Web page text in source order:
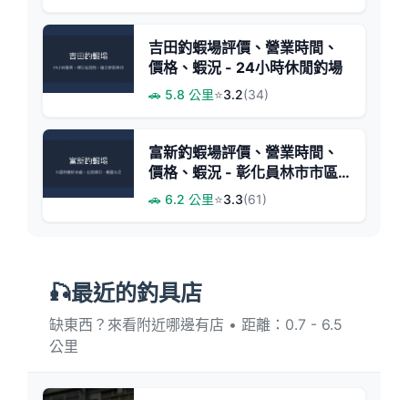
吉田釣蝦場評價、營業時間、
價格、蝦況 - 24小時休閒釣場
🚗 5.8 公里⭐3.2(34)
富新釣蝦場評價、營業時間、
價格、蝦況 - 彰化員林市市區
釣蝦體驗
🚗 6.2 公里⭐3.3(61)
🎣最近的釣具店
缺東西？來看附近哪邊有店 • 距離：0.7 - 6.5
公里